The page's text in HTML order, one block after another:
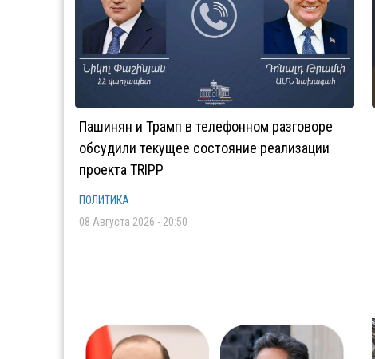
Пашинян и Трамп в телефонном разговоре
обсудили текущее состояние реализации
проекта TRIPP
ПОЛИТИКА
08 Августа 2026 - 20:50